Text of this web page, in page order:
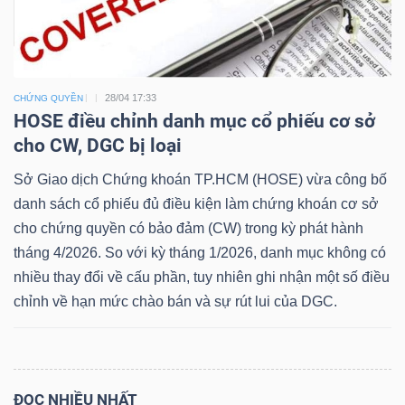
CHỨNG QUYỀN 28/04 17:33
HOSE điều chỉnh danh mục cổ phiếu cơ sở
cho CW, DGC bị loại
Sở Giao dịch Chứng khoán TP.HCM (HOSE) vừa công bố
danh sách cổ phiếu đủ điều kiện làm chứng khoán cơ sở
cho chứng quyền có bảo đảm (CW) trong kỳ phát hành
tháng 4/2026. So với kỳ tháng 1/2026, danh mục không có
nhiều thay đổi về cấu phần, tuy nhiên ghi nhận một số điều
chỉnh về hạn mức chào bán và sự rút lui của DGC.
ĐỌC NHIỀU NHẤT